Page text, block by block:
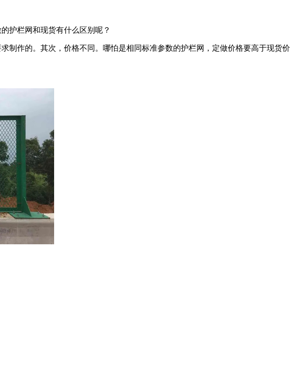
护栏网和现货有什么区别呢？
制作的。其次，价格不同。哪怕是相同标准参数的护栏网，定做价格要高于现货价